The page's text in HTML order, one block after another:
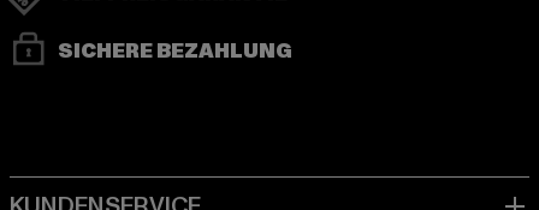
SICHERE BEZAHLUNG